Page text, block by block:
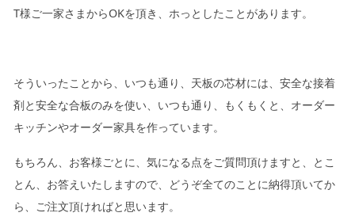
T様ご一家さまからOKを頂き、ホっとしたことがあります。
そういったことから、いつも通り、天板の芯材には、安全な接着
剤と安全な合板のみを使い、いつも通り、もくもくと、オーダー
キッチンやオーダー家具を作っています。
もちろん、お客様ごとに、気になる点をご質問頂けますと、とこ
とん、お答えいたしますので、どうぞ全てのことに納得頂いてか
ら、ご注文頂ければと思います。